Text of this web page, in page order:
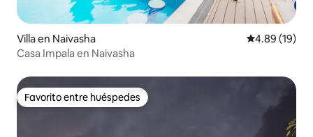
Villa en Naivasha Calificación
4.89 (19)
Casa Impala en Naivasha
Favorito entre huéspedes
Favorito entre huéspedes